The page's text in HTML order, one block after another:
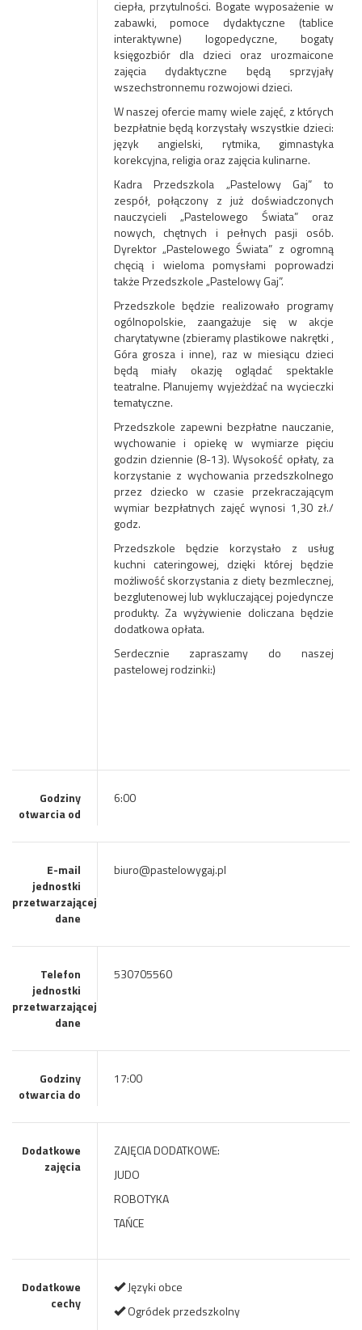
ciepła, przytulności. Bogate wyposażenie w
zabawki, pomoce dydaktyczne (tablice
interaktywne) logopedyczne, bogaty
księgozbiór dla dzieci oraz urozmaicone
zajęcia dydaktyczne będą sprzyjały
wszechstronnemu rozwojowi dzieci.
W naszej ofercie mamy wiele zajęć, z których
bezpłatnie będą korzystały wszystkie dzieci:
język angielski, rytmika, gimnastyka
korekcyjna, religia oraz zajęcia kulinarne.
Kadra Przedszkola „Pastelowy Gaj” to
zespół, połączony z już doświadczonych
nauczycieli „Pastelowego Świata” oraz
nowych, chętnych i pełnych pasji osób.
Dyrektor „Pastelowego Świata” z ogromną
chęcią i wieloma pomysłami poprowadzi
także Przedszkole „Pastelowy Gaj”.
Przedszkole będzie realizowało programy
ogólnopolskie, zaangażuje się w akcje
charytatywne (zbieramy plastikowe nakrętki ,
Góra grosza i inne), raz w miesiącu dzieci
będą miały okazję oglądać spektakle
teatralne. Planujemy wyjeżdżać na wycieczki
tematyczne.
Przedszkole zapewni bezpłatne nauczanie,
wychowanie i opiekę w wymiarze pięciu
godzin dziennie (8-13). Wysokość opłaty, za
korzystanie z wychowania przedszkolnego
przez dziecko w czasie przekraczającym
wymiar bezpłatnych zajęć wynosi 1,30 zł./
godz.
Przedszkole będzie korzystało z usług
kuchni cateringowej, dzięki której będzie
możliwość skorzystania z diety bezmlecznej,
bezglutenowej lub wykluczającej pojedyncze
produkty. Za wyżywienie doliczana będzie
dodatkowa opłata.
Serdecznie zapraszamy do naszej
pastelowej rodzinki:)
Godziny
otwarcia od
6:00
E-mail
jednostki
przetwarzającej
dane
biuro@pastelowygaj.pl
Telefon
jednostki
przetwarzającej
dane
530705560
Godziny
otwarcia do
17:00
Dodatkowe
zajęcia
ZAJĘCIA DODATKOWE:
JUDO
ROBOTYKA
TAŃCE
Dodatkowe
cechy
Języki obce
Ogródek przedszkolny